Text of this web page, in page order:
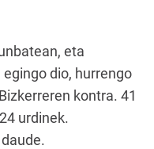
eta
dio, hurrengo
kontra. 41
urdinek.